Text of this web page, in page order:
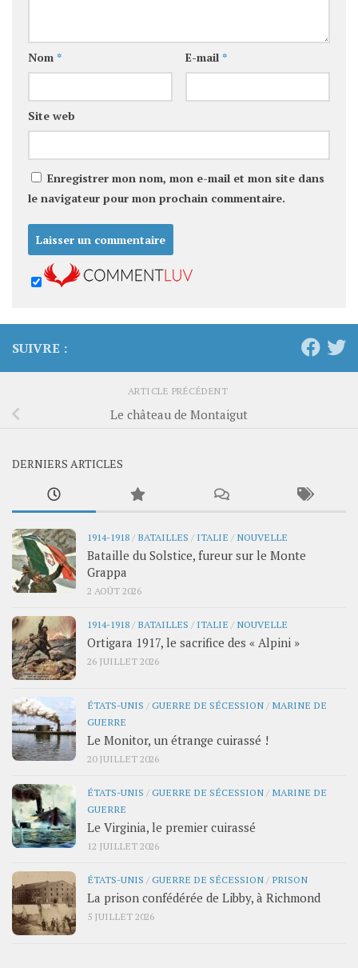
Nom * E-mail *
Site web
Enregistrer mon nom, mon e-mail et mon site dans
le navigateur pour mon prochain commentaire.
SUIVRE :
ARTICLE PRÉCÉDENT
Le château de Montaigut
DERNIERS ARTICLES
1914-1918 / BATAILLES / ITALIE / NOUVELLE
Bataille du Solstice, fureur sur le Monte
Grappa
2 AOÛT 2026
1914-1918 / BATAILLES / ITALIE / NOUVELLE
Ortigara 1917, le sacrifice des « Alpini »
26 JUILLET 2026
ÉTATS-UNIS /GUERRE DE SÉCESSION / MARINE DE
GUERRE
Le Monitor, un étrange cuirassé !
20 JUILLET 2026
ÉTATS-UNIS /GUERRE DE SÉCESSION / MARINE DE
GUERRE
Le Virginia, le premier cuirassé
12 JUILLET 2026
ÉTATS-UNIS /GUERRE DE SÉCESSION / PRISON
La prison confédérée de Libby, à Richmond
5 JUILLET 2026